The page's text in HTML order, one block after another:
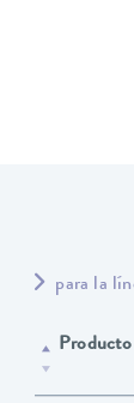
para la
Producto